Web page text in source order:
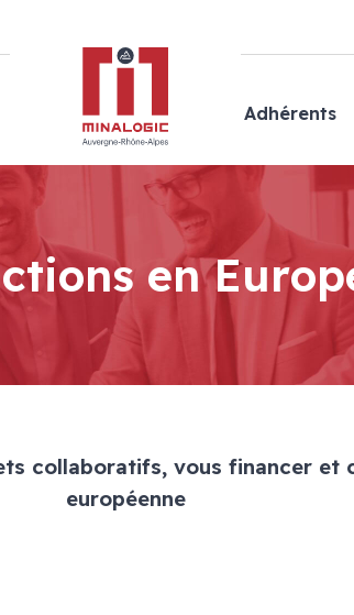
Adhérents
Minalogic
en
collaboratifs, vous financer et
européenne